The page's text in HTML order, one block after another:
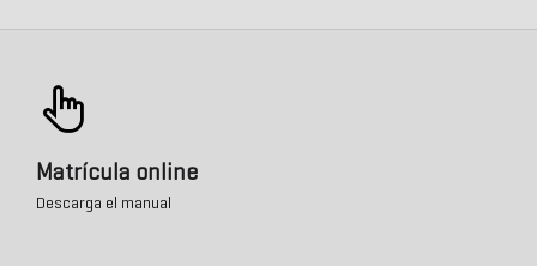
Matrícula online
Descarga el manual